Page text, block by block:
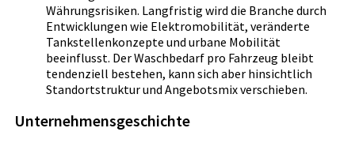
Währungsrisiken. Langfristig wird die Branche durch
Entwicklungen wie Elektromobilität, veränderte
Tankstellenkonzepte und urbane Mobilität
beeinflusst. Der Waschbedarf pro Fahrzeug bleibt
tendenziell bestehen, kann sich aber hinsichtlich
Standortstruktur und Angebotsmix verschieben.
Unternehmensgeschichte